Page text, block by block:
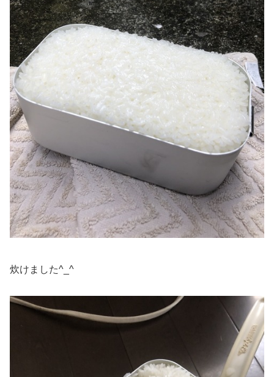
炊けました^_^